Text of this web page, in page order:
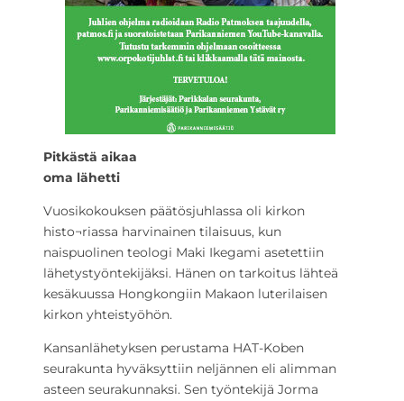
Pitkästä aikaa
oma lähetti
Vuosikokouksen päätösjuhlassa oli kirkon
histo¬riassa harvinainen tilaisuus, kun
naispuolinen teologi Maki Ikegami asetettiin
lähetystyöntekijäksi. Hänen on tarkoitus lähteä
kesäkuussa Hongkongiin Makaon luterilaisen
kirkon yhteistyöhön.
Kansanlähetyksen perustama HAT-Koben
seurakunta hyväksyttiin neljännen eli alimman
asteen seurakunnaksi. Sen työntekijä Jorma